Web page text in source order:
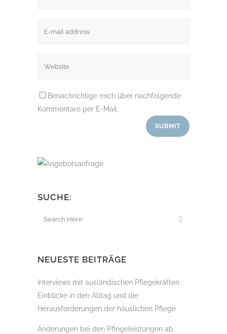
Benachrichtige mich über nachfolgende
Kommentare per E-Mail.
SUCHE:
NEUESTE BEITRÄGE
Interviews mit ausländischen Pflegekräften:
Einblicke in den Alltag und die
Herausforderungen der häuslichen Pflege
Änderungen bei den Pflegeleistungen ab